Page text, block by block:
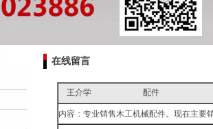
在线留言
王介学 配件
内容：专业销售木工机械配件。现在主要